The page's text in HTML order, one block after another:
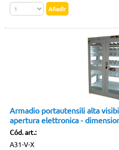
Armadio portautensili alta
apertura elettronica -
Cód. art.:
A31-V-X